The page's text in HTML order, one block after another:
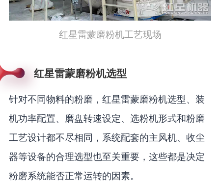
红星雷蒙磨粉机工艺现场
红星雷蒙磨粉机选型
针对不同物料的粉磨，红星雷蒙磨粉机选型、装
机功率配置、磨盘转速设定、选粉机形式和粉磨
工艺设计都不尽相同，系统配套的主风机、收尘
器等设备的合理选型也至关重要，这些都是决定
粉磨系统能否正常运转的因素。